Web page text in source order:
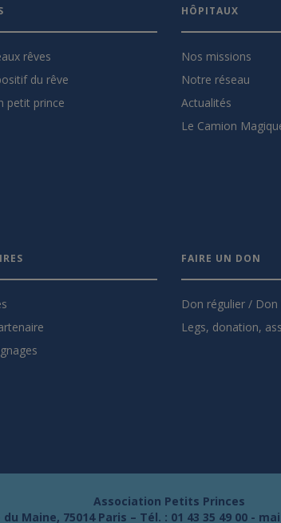
rêves
du rêve
petit prince
HÔPITAUX
Nos missions
Notre réseau
Actualités
Le Camion
FAIRE UN DON
Don régulier / Don
Legs, donation,
Association Petits Princes
du Maine, 75014 Paris – Tél. : 01 43 35 49 00 -